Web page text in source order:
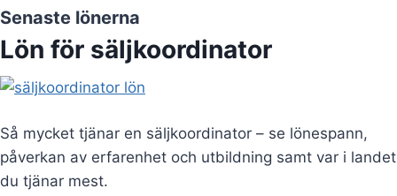
Senaste lönerna
Lön för säljkoordinator
Så mycket tjänar en säljkoordinator – se lönespann,
påverkan av erfarenhet och utbildning samt var i landet
du tjänar mest.